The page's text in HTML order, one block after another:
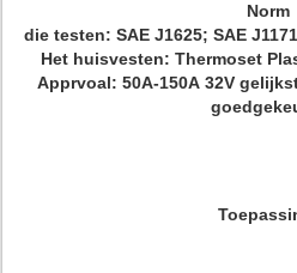
Norm
die testen: SAE J1625; SAE
Het huisvesten: Thermoset
Apprvoal: 50A-150A 32V